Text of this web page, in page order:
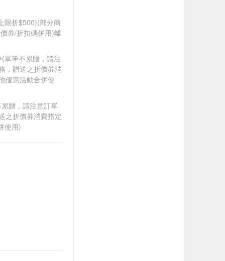
限折$500)(部分商
券/折扣碼併用)離
單筆不累贈，請注
，贈送之折價券消
優惠活動合併使
贈，請注意訂單
之折價券消費指定
使用)